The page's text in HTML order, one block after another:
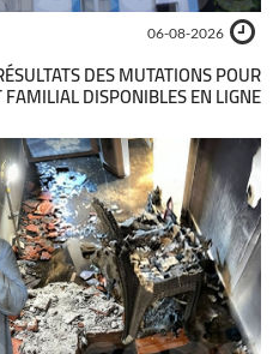
06-08-2026
DES MUTATIONS POUR
DISPONIBLES EN LIGNE